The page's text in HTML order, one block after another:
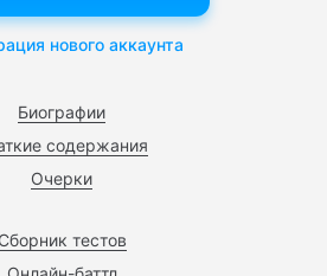
Биографии
содержания
Очерки
Сборник тестов
нового аккаунта